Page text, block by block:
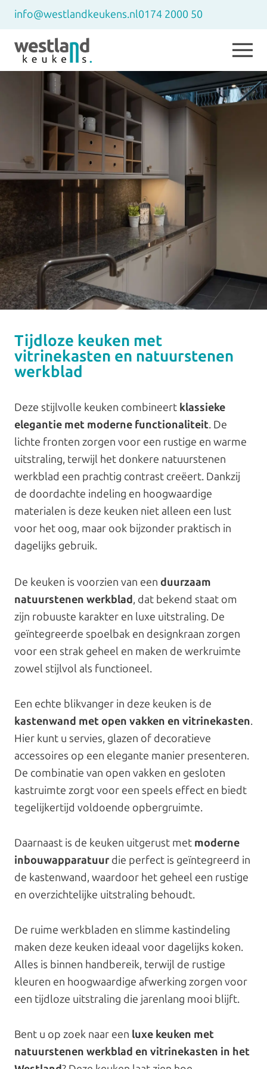
info@westlandkeukens.nl0174 2000 50
Tijdloze keuken met
vitrinekasten en natuurstenen
werkblad
Deze stijlvolle keuken combineert klassieke
elegantie met moderne functionaliteit. De
lichte fronten zorgen voor een rustige en warme
uitstraling, terwijl het donkere natuurstenen
werkblad een prachtig contrast creëert. Dankzij
de doordachte indeling en hoogwaardige
materialen is deze keuken niet alleen een lust
voor het oog, maar ook bijzonder praktisch in
dagelijks gebruik.
De keuken is voorzien van een duurzaam
natuurstenen werkblad, dat bekend staat om
zijn robuuste karakter en luxe uitstraling. De
geïntegreerde spoelbak en designkraan zorgen
voor een strak geheel en maken de werkruimte
zowel stijlvol als functioneel.
Een echte blikvanger in deze keuken is de
kastenwand met open vakken en vitrinekasten.
Hier kunt u servies, glazen of decoratieve
accessoires op een elegante manier presenteren.
De combinatie van open vakken en gesloten
kastruimte zorgt voor een speels effect en biedt
tegelijkertijd voldoende opbergruimte.
Daarnaast is de keuken uitgerust met moderne
inbouwapparatuur die perfect is geïntegreerd in
de kastenwand, waardoor het geheel een rustige
en overzichtelijke uitstraling behoudt.
De ruime werkbladen en slimme kastindeling
maken deze keuken ideaal voor dagelijks koken.
Alles is binnen handbereik, terwijl de rustige
kleuren en hoogwaardige afwerking zorgen voor
een tijdloze uitstraling die jarenlang mooi blijft.
Bent u op zoek naar een luxe keuken met
natuurstenen werkblad en vitrinekasten in het